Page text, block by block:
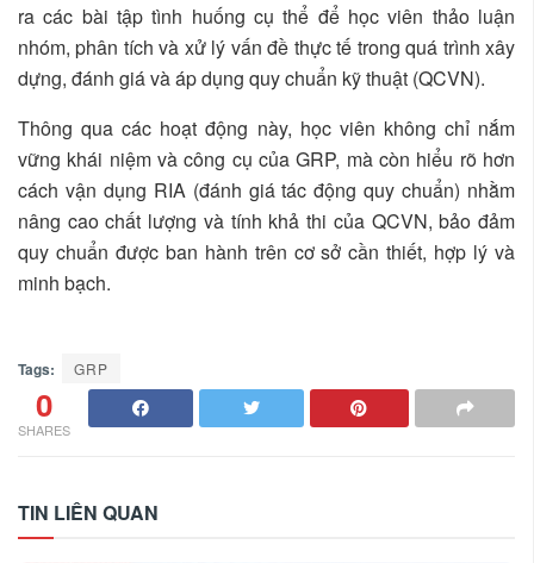
ra các bài tập tình huống cụ thể để học viên thảo luận
nhóm, phân tích và xử lý vấn đề thực tế trong quá trình xây
dựng, đánh giá và áp dụng quy chuẩn kỹ thuật (QCVN).
Thông qua các hoạt động này, học viên không chỉ nắm
vững khái niệm và công cụ của GRP, mà còn hiểu rõ hơn
cách vận dụng RIA (đánh giá tác động quy chuẩn) nhằm
nâng cao chất lượng và tính khả thi của QCVN, bảo đảm
quy chuẩn được ban hành trên cơ sở cần thiết, hợp lý và
minh bạch.
Tags: GRP
0
SHARES
TIN LIÊN QUAN